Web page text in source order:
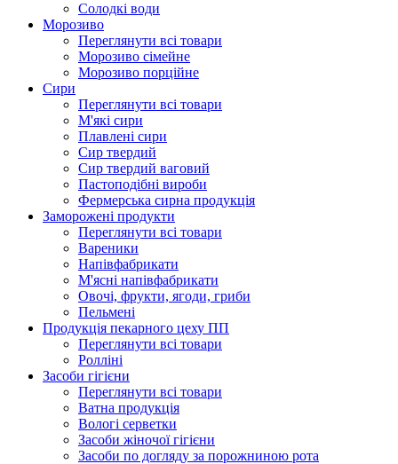
Солодкі води
Морозиво
Переглянути всі товари
Морозиво сімейне
Морозиво порційне
Сири
Переглянути всі товари
М'які сири
Плавлені сири
Сир твердий
Сир твердий ваговий
Пастоподібні вироби
Фермерська сирна продукція
Заморожені продукти
Переглянути всі товари
Вареники
Напівфабрикати
М'ясні напівфабрикати
Овочі, фрукти, ягоди, гриби
Пельмені
Продукцiя пекарного цеху ПП
Переглянути всі товари
Ролліні
Засоби гігієни
Переглянути всі товари
Ватна продукція
Вологi серветки
Засоби жіночої гігієни
Засоби по догляду за порожниною рота